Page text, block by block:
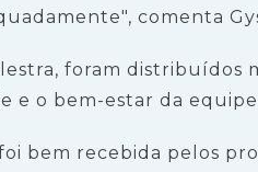
comenta
foram distribuídos
e o bem-estar da
bem recebida pelos